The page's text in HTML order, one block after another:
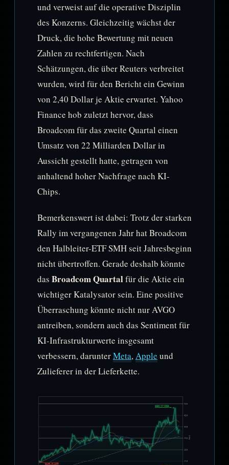
und verweist auf die operative Disziplin
des Konzerns. Gleichzeitig wächst der
Druck, die hohe Bewertung mit neuen
Zahlen zu rechtfertigen. Nach
Schätzungen, die über Reuters verbreitet
wurden, wird für den Bericht ein Gewinn
von 2,40 Dollar je Aktie erwartet. Yahoo
Finance hob zuletzt hervor, dass
Broadcom für das zweite Quartal einen
Umsatz von 22 Milliarden Dollar in
Aussicht gestellt hatte, getragen von
anhaltend hoher Nachfrage nach KI-
Chips.
Bemerkenswert ist dabei: Trotz der starken
Rally im vergangenen Jahr hat Broadcom
den Halbleiter-ETF SMH seit Jahresbeginn
nicht übertroffen. Gerade deshalb könnte
das Broadcom Quartalfür die Aktie ein
wichtiger Katalysator sein. Eine positive
Überraschung könnte nicht nur AVGO
antreiben, sondern auch das Sentiment für
KI-Infrastrukturwerte insgesamt
verbessern, darunterMeta,Apple und
Zulieferer in der Lieferkette.